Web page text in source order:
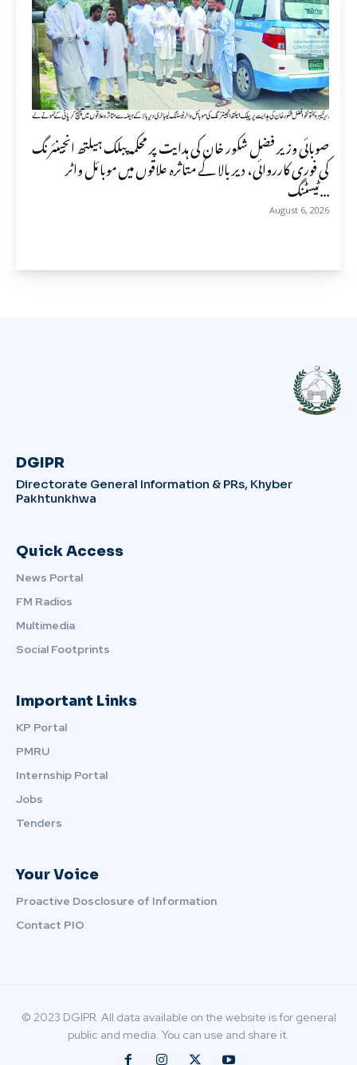
صوبائی وزیر فضل شکور خان کی ہدایت پر محکمہ پبلک ہیلتھ انجینئرنگ
کی فوری کارروائی، دیر بالا کے متاثرہ علاقوں میں موبائل واٹر
ٹیسٹنگ...
August 6, 2026
DGIPR
Directorate General Information & PRs, Khyber
Pakhtunkhwa
Quick Access
News Portal
FM Radios
Multimedia
Social Footprints
Important Links
KP Portal
PMRU
Internship Portal
Jobs
Tenders
Your Voice
Proactive Dosclosure of Information
Contact PIO
© 2023 DGIPR. All data available on the website is for general
public and media. You can use and share it.